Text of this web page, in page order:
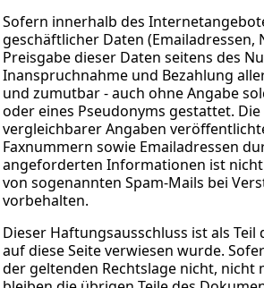
Sofern innerhalb des
geschäftlicher Daten
Preisgabe dieser Daten seitens des
Inanspruchnahme und Bezahlung
und zumutbar - auch ohne Angabe
oder eines Pseudonyms gestattet.
vergleichbarer Angaben
Faxnummern sowie Emailadressen
angeforderten Informationen ist
von sogenannten Spam-Mails bei
vorbehalten.
Dieser Haftungsausschluss ist als
auf diese Seite verwiesen wurde.
der geltenden Rechtslage nicht,